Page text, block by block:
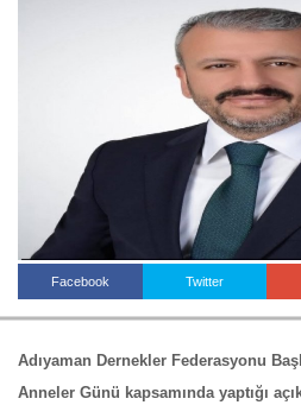
Facebook Twitter
Adıyaman Dernekler Federasyonu
Anneler Günü kapsamında yaptığı